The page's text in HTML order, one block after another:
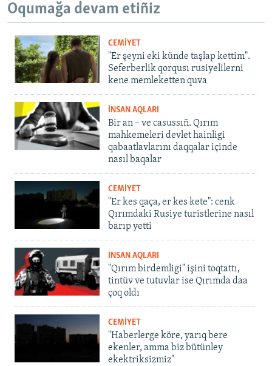
Oqumağa devam etiñiz
CEMİYET
"Er şeyni eki künde taşlap kettim".
Seferberlik qorqusı rusiyelilerni
kene memleketten quva
İNSAN AQLARI
Bir an – ve casussıñ. Qırım
mahkemeleri devlet hainligi
qabaatlavlarını daqqalar içinde
nasıl baqalar
CEMİYET
"Er kes qaça, er kes kete": cenk
Qırımdaki Rusiye turistlerine nasıl
barıp yetti
İNSAN AQLARI
"Qırım birdemligi" işini toqtattı,
tintüv ve tutuvlar ise Qırımda daa
çoq oldı
CEMİYET
"Haberlerge köre, yarıq bere
ekenler, amma biz bütünley
ekektriksizmiz"